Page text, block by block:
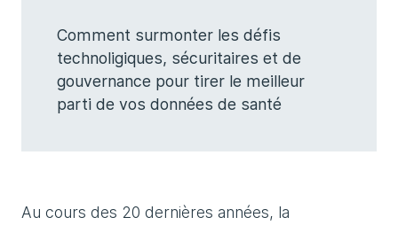
Comment surmonter les défis
technoligiques, sécuritaires et de
gouvernance pour tirer le meilleur
parti de vos données de santé
Au cours des 20 dernières années, la